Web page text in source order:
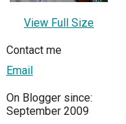
View Full Size
Contact me
Email
On Blogger since:
September 2009